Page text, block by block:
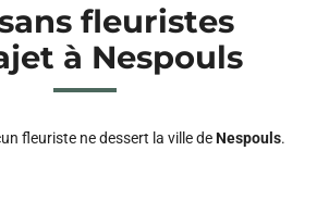
fleuristes
à Nespouls
fleuriste ne dessert la ville deNespouls.